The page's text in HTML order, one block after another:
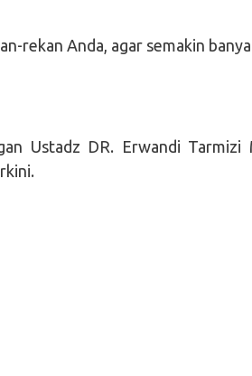
rekan Anda, agar semakin
Ustadz DR. Erwandi Tarmizi